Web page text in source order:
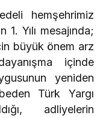
hemşehrimiz
Yılı mesajında;
büyük önem arz
içinde
yeniden
Türk Yargı
adliyelerin